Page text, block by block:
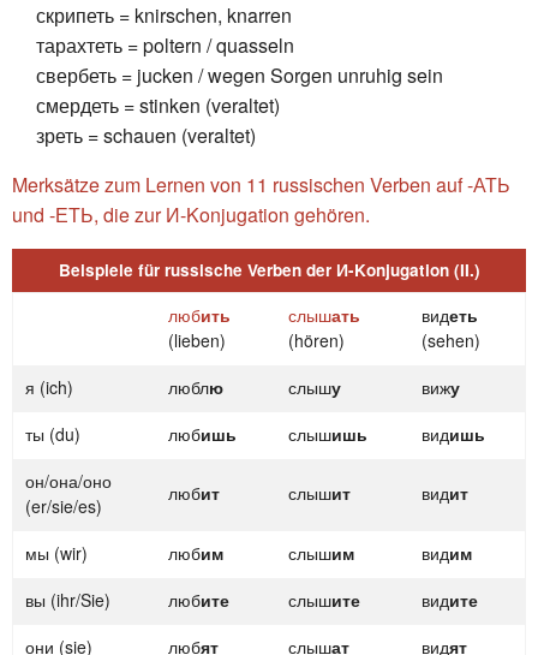
скрипеть = knirschen, knarren
тарахтеть = poltern / quas­seln
свербеть = jucken / wegen Sorgen unruhig sein
смердеть = stinken (veraltet)
зреть = schauen (veraltet)
Merksätze zum Lernen von 11 russischen Verben auf -АТЬ
und -ЕТЬ, die zur И-Konjugation gehören.
Beispiele für russische Verben der И-Konjugation (II.)
любить
(lieben)
слышать
(hören)
видеть
(sehen)
я (ich)
люблю слышу вижу
ты (du)
любишь слышишь видишь
он/она/оно
(er/sie/es)
любит слышит видит
мы (wir) любим слышим видим
вы (ihr/Sie)
любите слышите видите
они (sie)
любят слышат видят